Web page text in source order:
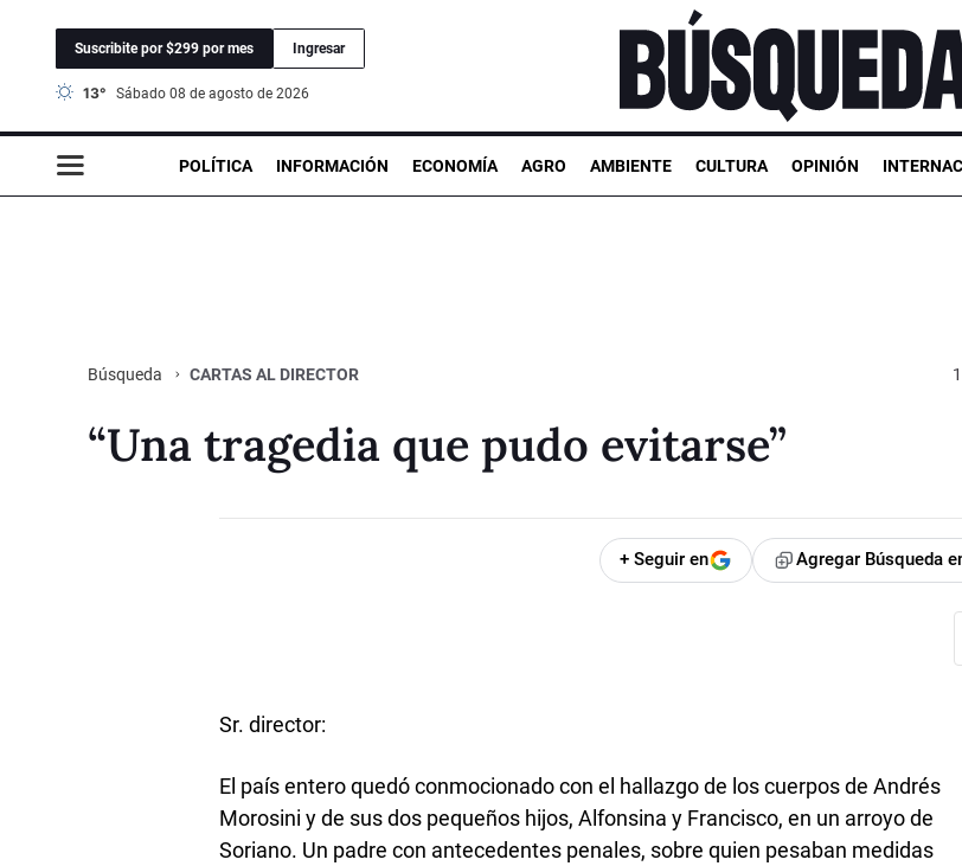
Suscribite por $299 por mes Ingresar
13° sábado 08 de agosto de 2026
POLÍTICA INFORMACIÓN ECONOMÍA AGRO AMBIENTE CULTURA OPINIÓN
Búsqueda CARTAS AL DIRECTOR
“Una tragedia que pudo evitarse”
+ Seguir en Agregar Búsqueda
Sr. director:
El país entero quedó conmocionado con el hallazgo de los cuerpos de Andrés
Morosini y de sus dos pequeños hijos, Alfonsina y Francisco, en un arroyo de
Soriano. Un padre con antecedentes penales, sobre quien pesaban medidas